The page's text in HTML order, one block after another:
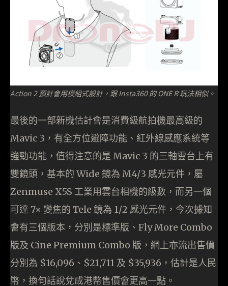
Action 2 預計會用模組式設計，跟 Insta360 的 ONE R 玩法相似。
最後的一部新機估計會是消費級航拍機最高級的
Mavic 3，有全方位避障功能、紅外線感應系統等
強勁功能，值得注意的是 Mavic 3 的三軸雲台上有
雙鏡頭，基本的 Wide 鏡為 M4/3 感光元件，屬
Zenmuse X5S 工業用雲台相機的級數，而另一個
可達 7× 變焦的 Tele 鏡為 1/2 感光元件，今次據知
會有三個版本，分別是標準版、Fly More Combo
版及 Cine Premium Combo 版，網上亦流出售價
分別為 $16,096、$21,711 及 $35,936，估計是人民
幣，換句話說兌成港幣售價會更高一點。